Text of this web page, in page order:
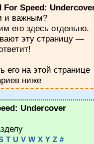
For Speed:
и важным?
его здесь отдельно.
эту страницу —
его на этой странице
ниже
Undercover
T U V W X Y Z #